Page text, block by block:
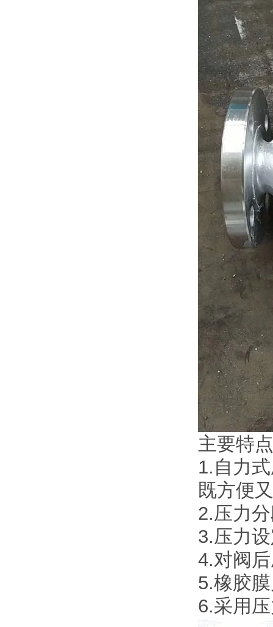
主要特点
1.自力
既方便
2.压力
3.压力
4.对阀
5.橡胶
6.采用